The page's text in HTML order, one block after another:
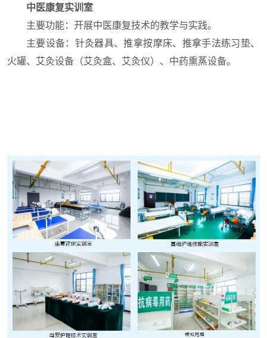
中医康复实训室
主要功能：开展中医康复技术的教学与实践。
主要设备：针灸器具、推拿按摩床、推拿手法练习垫、
火罐、艾灸设备（艾灸盒、艾灸仪）、中药熏蒸设备。